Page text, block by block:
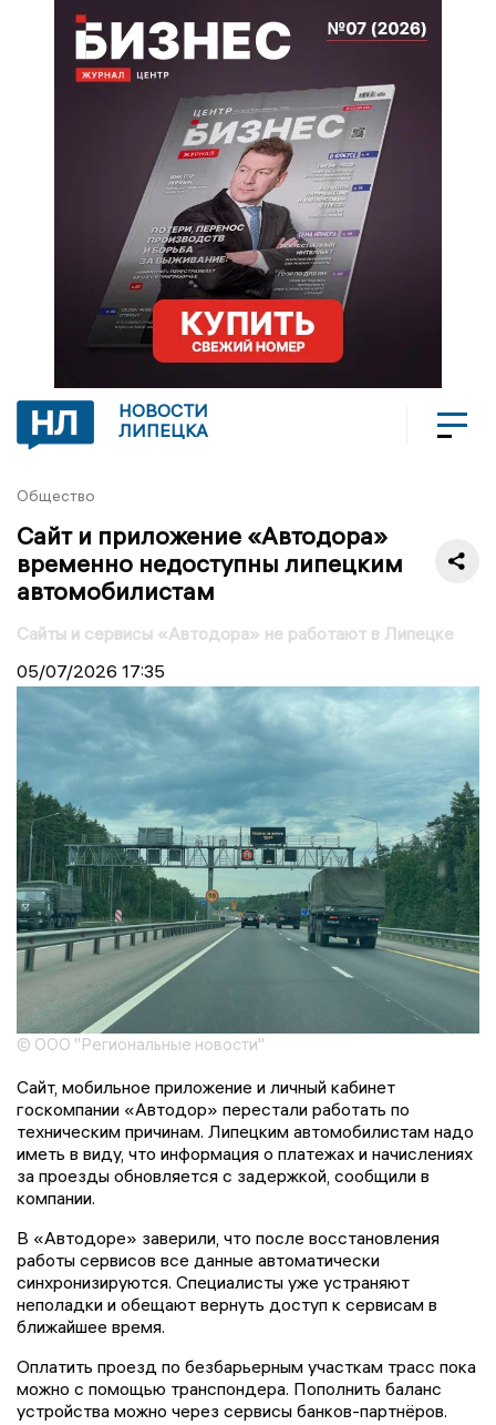
НОВОСТИ
ЛИПЕЦКА
Общество
Сайт и приложение «Автодора»
временно недоступны липецким
автомобилистам
Сайты и сервисы «Автодора» не работают в Липецке
05/07/2026 17:35
© ООО "Региональные новости"
Сайт, мобильное приложение и личный кабинет
госкомпании «Автодор» перестали работать по
техническим причинам. Липецким автомобилистам надо
иметь в виду, что информация о платежах и начислениях
за проезды обновляется с задержкой, сообщили в
компании.
В «Автодоре» заверили, что после восстановления
работы сервисов все данные автоматически
синхронизируются. Специалисты уже устраняют
неполадки и обещают вернуть доступ к сервисам в
ближайшее время.
Оплатить проезд по безбарьерным участкам трасс пока
можно с помощью транспондера. Пополнить баланс
устройства можно через сервисы банков-партнёров.